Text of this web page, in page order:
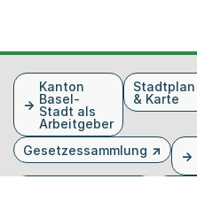
FusszeileKanton
Basel-
Stadt als
Arbeitgeber
Stadtplan
& Karte
Gesetzessammlung